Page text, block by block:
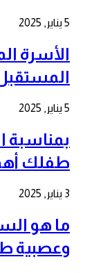
5 يناير, 2025
الأسرة
5 يناير, 2025
طفلك
3 يناير, 2025
ما هو
وعصبية